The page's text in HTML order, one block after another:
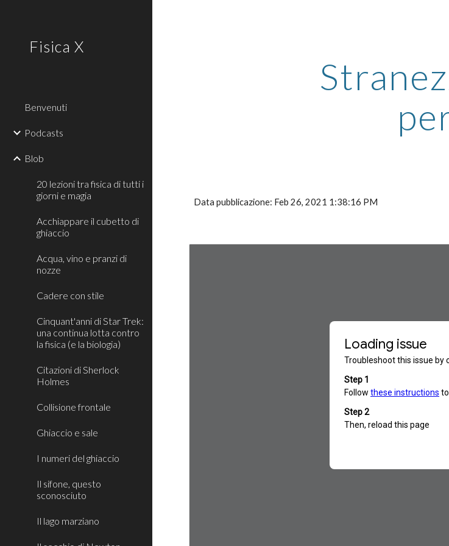
Fisica X
Benvenuti
Podcasts
Blob
20 lezioni tra fisica di tutti i
giorni e magia
Acchiappare il cubetto di
ghiaccio
Acqua, vino e pranzi di
nozze
Cadere con stile
Cinquant'anni di Star Trek:
una continua lotta contro
la fisica (e la biologia)
Citazioni di Sherlock
Holmes
Collisione frontale
Ghiaccio e sale
I numeri del ghiaccio
Il sifone, questo
sconosciuto
Il lago marziano
Data pubblicazione: Feb 26, 2021 1:38:16 PM